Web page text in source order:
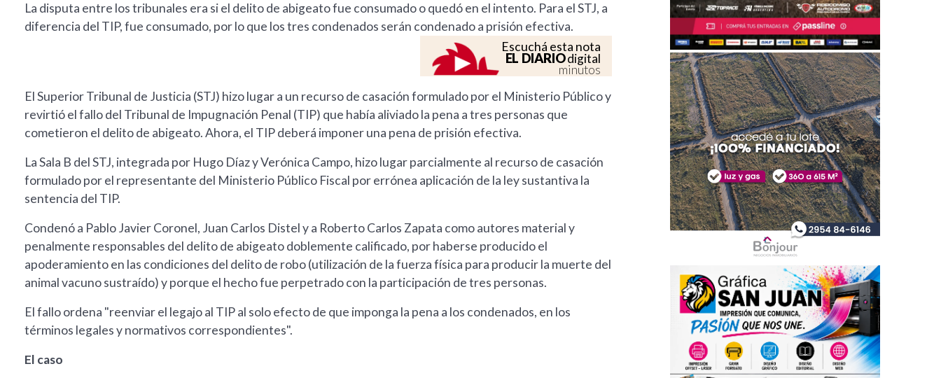
La disputa entre los tribunales era si el delito de abigeato fue consumado o quedó en el intento. Para el STJ, a
diferencia del TIP, fue consumado, por lo que los tres condenados serán condenado a prisión efectiva.
Escuchá esta nota
EL DIARIOdigital
minutos
El Superior Tribunal de Justicia (STJ) hizo lugar a un recurso de casación formulado por el Ministerio Público y
revirtió el fallo del Tribunal de Impugnación Penal (TIP) que había aliviado la pena a tres personas que
cometieron el delito de abigeato. Ahora, el TIP deberá imponer una pena de prisión efectiva.
La Sala B del STJ, integrada por Hugo Díaz y Verónica Campo, hizo lugar parcialmente al recurso de casación
formulado por el representante del Ministerio Público Fiscal por errónea aplicación de la ley sustantiva la
sentencia del TIP.
Condenó a Pablo Javier Coronel, Juan Carlos Distel y a Roberto Carlos Zapata como autores material y
penalmente responsables del delito de abigeato doblemente calificado, por haberse producido el
apoderamiento en las condiciones del delito de robo (utilización de la fuerza física para producir la muerte del
animal vacuno sustraído) y porque el hecho fue perpetrado con la participación de tres personas.
El fallo ordena "reenviar el legajo al TIP al solo efecto de que imponga la pena a los condenados, en los
términos legales y normativos correspondientes".
El caso